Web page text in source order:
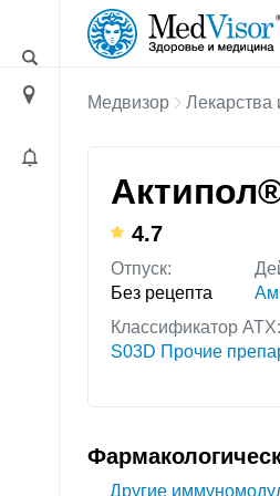
Медвизор Лекарства
4.7
Отпуск:
Без рецепта
Классификатор АТХ:
S03D Прочие
Другие